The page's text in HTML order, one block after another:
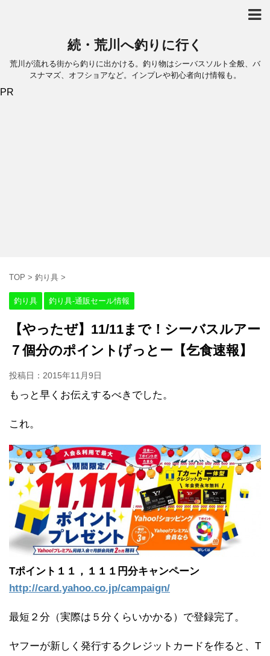
続・荒川へ釣りに行く
荒川が流れる街から釣りに出かける。釣り物はシーバスソルト全般、バ
スナマズ、オフショアなど。インプレや初心者向け情報も。
PR
TOP > 釣り具 >
釣り具 釣り具-通販セール情報
【やったぜ】11/11まで！シーバスルアー
７個分のポイントげっとー【乞食速報】
投稿日： 2015年11月9日
もっと早くお伝えするべきでした。
これ。
Tポイント１１，１１１円分キャンペーン
http://card.yahoo.co.jp/campaign/
最短２分（実際は５分くらいかかる）で登録完了。
ヤフーが新しく発行するクレジットカードを作ると、T